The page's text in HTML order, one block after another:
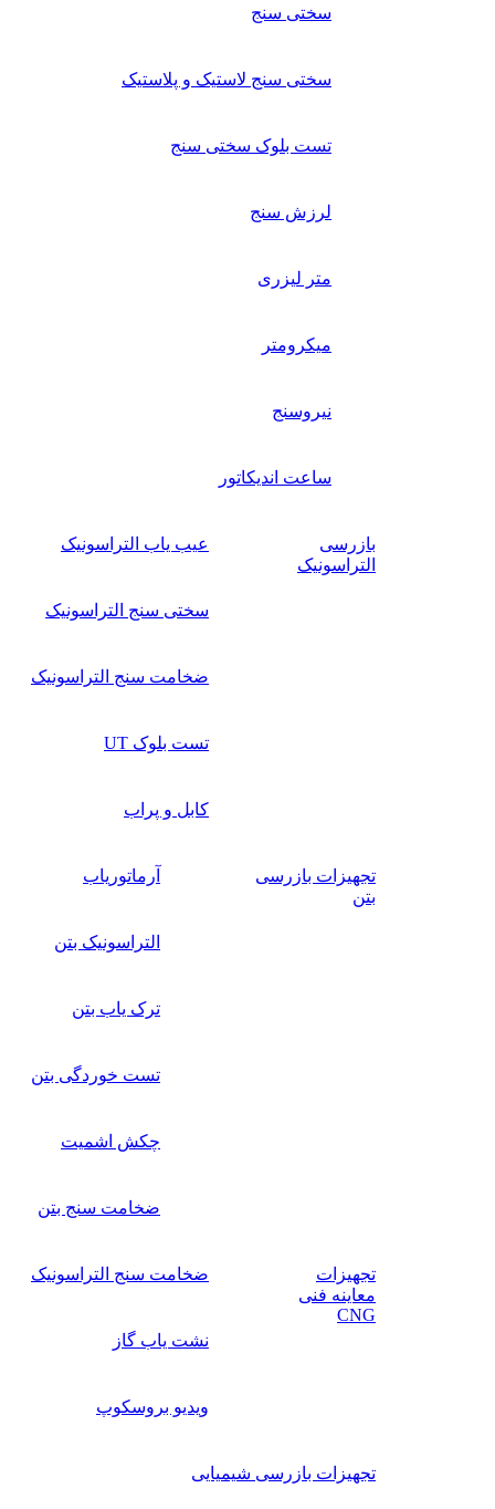
سختی سنج
سختی سنج لاستیک و پلاستیک
تست بلوک سختی سنج
لرزش سنج
متر لیزری
میکرومتر
نیروسنج
ساعت اندیکاتور
بازرسی
التراسونیک
عیب یاب التراسونیک
سختی سنج التراسونیک
ضخامت سنج التراسونیک
تست بلوک UT
کابل و پراب
تجهیزات بازرسی
بتن
آرماتوریاب
التراسونیک بتن
ترک یاب بتن
تست خوردگی بتن
چکش اشمیت
ضخامت سنج بتن
تجهیزات
معاینه فنی
CNG
ضخامت سنج التراسونیک
نشت یاب گاز
ویدیو بروسکوپ
تجهیزات بازرسی شیمیایی